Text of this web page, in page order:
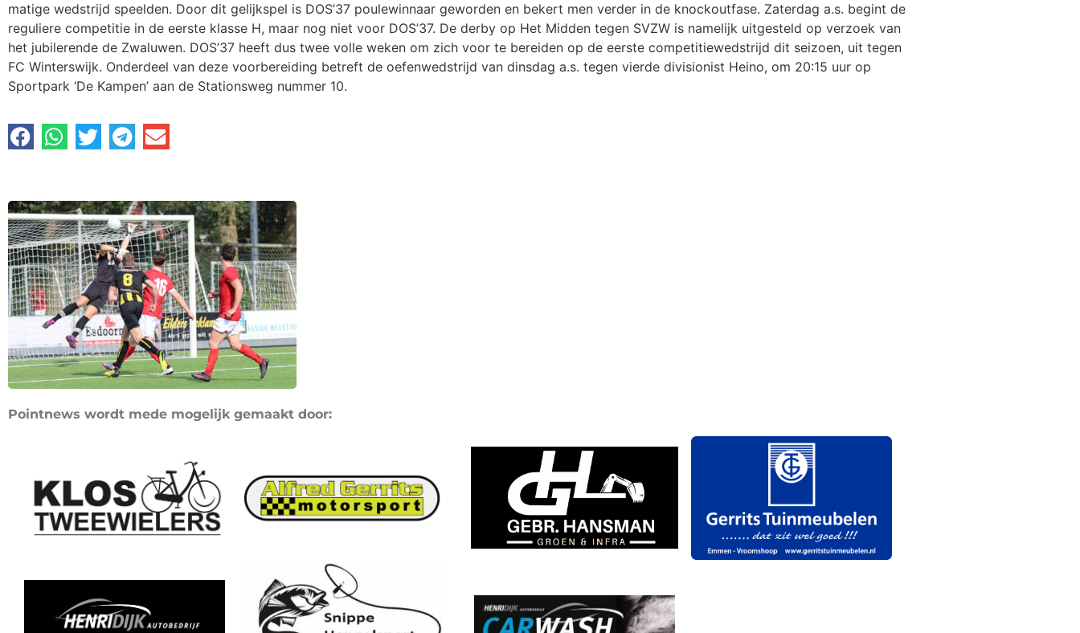
matige wedstrijd speelden. Door dit gelijkspel is DOS’37 poulewinnaar geworden en bekert men verder in de knockoutfase. Zaterdag a.s. begint de
reguliere competitie in de eerste klasse H, maar nog niet voor DOS’37. De derby op Het Midden tegen SVZW is namelijk uitgesteld op verzoek van
het jubilerende de Zwaluwen. DOS’37 heeft dus twee volle weken om zich voor te bereiden op de eerste competitiewedstrijd dit seizoen, uit tegen
FC Winterswijk. Onderdeel van deze voorbereiding betreft de oefenwedstrijd van dinsdag a.s. tegen vierde divisionist Heino, om 20:15 uur op
Sportpark ‘De Kampen’ aan de Stationsweg nummer 10.
Pointnews wordt mede mogelijk gemaakt door: